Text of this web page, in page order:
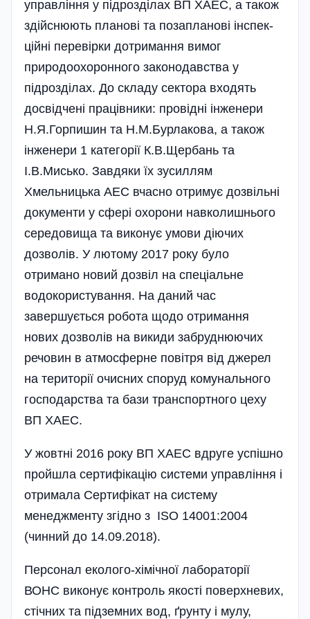
управління у під­розділах ВП ХАЕС, а також
здійснюють планові та позапланові ін­спек­
ційні перевірки дотри­мання вимог
природоохоронного законодавства у
підрозділах. До складу сектора входять
досвідчені працівники: провідні інженери
Н.Я.Горпишин та Н.М.Бурлакова, а також
інженери 1 категорії К.В.Щербань та
І.В.Мисько. Завдяки їх зусиллям
Хмельницька АЕС вчасно отримує дозвільні
документи у сфері охорони навколи­шнього
середовища та виконує умови діючих
дозволів. У лютому 2017 року було
отримано новий дозвіл на спеці­альне
водокористування. На даний час
завершується робота щодо отримання
нових дозволів на викиди забруднюючих
речовин в атмосферне повітря від джерел
на території очисних споруд комунального
господарства та бази транспортного цеху
ВП ХАЕС.
У жовтні 2016 року ВП ХАЕС вдруге успішно
пройшла серти­фікацію системи управління і
отримала Сертифікат на си­стему
менеджменту згідно з ISO 14001:2004
(чинний до 14.09.2018).
Персонал еколого-хімічної лабораторії
ВОНС виконує контроль якості поверхневих,
стічних та підземних вод, ґрунту і мулу,